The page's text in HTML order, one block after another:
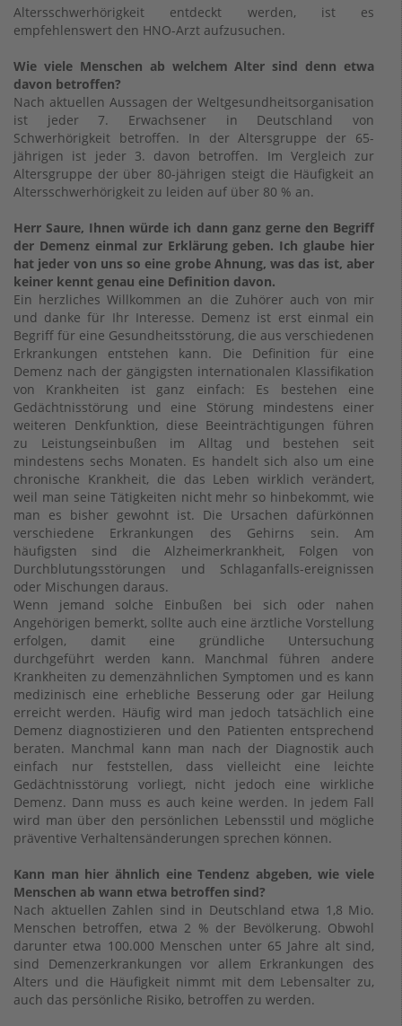
Altersschwerhörigkeit entdeckt werden, ist es
empfehlenswert den HNO-Arzt aufzusuchen.
Wie viele Menschen ab welchem Alter sind denn etwa
davon betroffen?
Nach aktuellen Aussagen der Weltgesundheitsorganisation
ist jeder 7. Erwachsener in Deutschland von
Schwerhörigkeit betroffen. In der Altersgruppe der 65-
jährigen ist jeder 3. davon betroffen. Im Vergleich zur
Altersgruppe der über 80-jährigen steigt die Häufigkeit an
Altersschwerhörigkeit zu leiden auf über 80 % an.
Herr Saure, Ihnen würde ich dann ganz gerne den Begriff
der Demenz einmal zur Erklärung geben. Ich glaube hier
hat jeder von uns so eine grobe Ahnung, was das ist, aber
keiner kennt genau eine Definition davon.
Ein herzliches Willkommen an die Zuhörer auch von mir
und danke für Ihr Interesse. Demenz ist erst einmal ein
Begriff für eine Gesundheitsstörung, die aus verschiedenen
Erkrankungen entstehen kann. Die Definition für eine
Demenz nach der gängigsten internationalen Klassifikation
von Krankheiten ist ganz einfach: Es bestehen eine
Gedächtnisstörung und eine Störung mindestens einer
weiteren Denkfunktion, diese Beeinträchtigungen führen
zu Leistungseinbußen im Alltag und bestehen seit
mindestens sechs Monaten. Es handelt sich also um eine
chronische Krankheit, die das Leben wirklich verändert,
weil man seine Tätigkeiten nicht mehr so hinbekommt, wie
man es bisher gewohnt ist. Die Ursachen dafürkönnen
verschiedene Erkrankungen des Gehirns sein. Am
häufigsten sind die Alzheimerkrankheit, Folgen von
Durchblutungsstörungen und Schlaganfalls-ereignissen
oder Mischungen daraus.
Wenn jemand solche Einbußen bei sich oder nahen
Angehörigen bemerkt, sollte auch eine ärztliche Vorstellung
erfolgen, damit eine gründliche Untersuchung
durchgeführt werden kann. Manchmal führen andere
Krankheiten zu demenzähnlichen Symptomen und es kann
medizinisch eine erhebliche Besserung oder gar Heilung
erreicht werden. Häufig wird man jedoch tatsächlich eine
Demenz diagnostizieren und den Patienten entsprechend
beraten. Manchmal kann man nach der Diagnostik auch
einfach nur feststellen, dass vielleicht eine leichte
Gedächtnisstörung vorliegt, nicht jedoch eine wirkliche
Demenz. Dann muss es auch keine werden. In jedem Fall
wird man über den persönlichen Lebensstil und mögliche
präventive Verhaltensänderungen sprechen können.
Kann man hier ähnlich eine Tendenz abgeben, wie viele
Menschen ab wann etwa betroffen sind?
Nach aktuellen Zahlen sind in Deutschland etwa 1,8 Mio.
Menschen betroffen, etwa 2 % der Bevölkerung. Obwohl
darunter etwa 100.000 Menschen unter 65 Jahre alt sind,
sind Demenzerkrankungen vor allem Erkrankungen des
Alters und die Häufigkeit nimmt mit dem Lebensalter zu,
auch das persönliche Risiko, betroffen zu werden.